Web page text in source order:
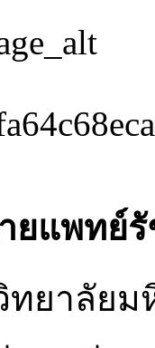
ยแพทย์
ทยาลัย